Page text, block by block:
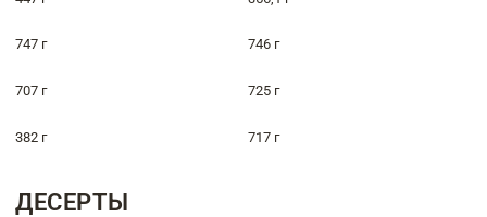
747 г 746 г
707 г 725 г
382 г 717 г
ДЕСЕРТЫ